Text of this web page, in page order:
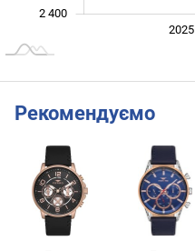
2 400
2025
Рекомендуємо